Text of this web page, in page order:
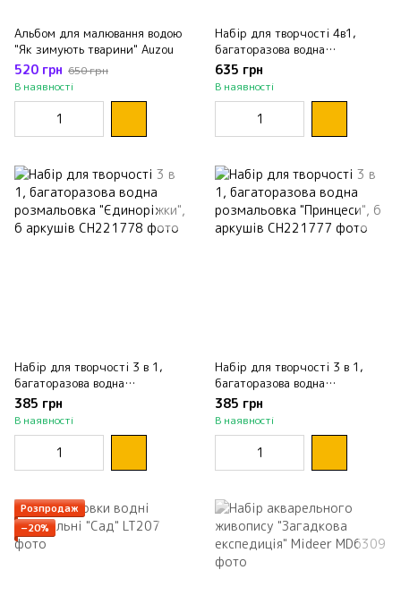
Альбом для малювання водою
"Як зимують тварини" Auzou
520 грн 650 грн
В наявності
Набір для творчості 4в1,
багаторазова водна
розмальовка "Супергерої"
635 грн
В наявності
Набір для творчості 3 в 1,
багаторазова водна
розмальовка "Єдиноріжки", 6
аркушів
385 грн
В наявності
Набір для творчості 3 в 1,
багаторазова водна
розмальовка "Принцеси", 6
аркушів
385 грн
В наявності
Розпродаж
−20%